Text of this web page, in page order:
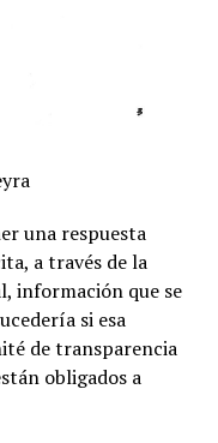
una respuesta
a través de la
información que se
si esa
de transparencia
obligados a